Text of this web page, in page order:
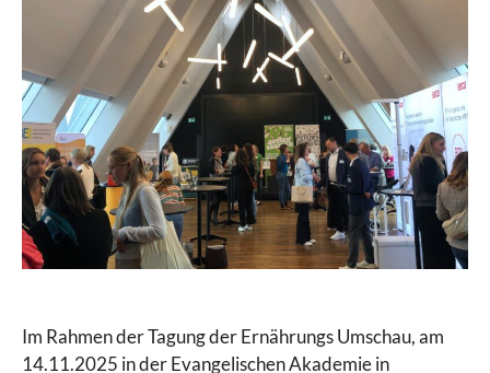
Im Rahmen der Tagung der Ernährungs Umschau, am
14.11.2025 in der Evangelischen Akademie in